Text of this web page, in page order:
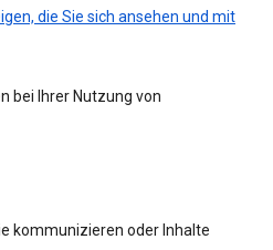
die Sie sich ansehen und mit
bei Ihrer Nutzung von
kommunizieren oder Inhalte